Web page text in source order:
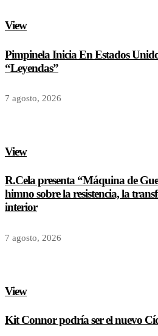
View
Pimpinela Inicia En Estados
“Leyendas”
7 agosto, 2026
View
R.Cela presenta “Máquina de
himno sobre la resistencia, la
interior
7 agosto, 2026
View
Kit Connor podría ser el nuevo